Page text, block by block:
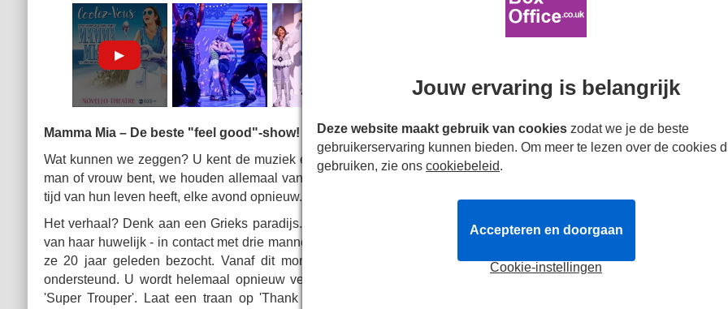
Mamma Mia – De beste "feel good"-show!
Wat kunnen we zeggen? U kent de muziek en Mamma Mia geeft iedereen een goed gevoel. Of u nu negen of
man of vrouw bent, we houden allemaal van Abba. En hun internationale aantrekkingskracht betekent dat het publiek
tijd van hun leven heeft, elke avond opnieuw.
Het verhaal? Denk aan een Grieks paradijs. Tijdens haar zoektocht naar haar vader komt een vrouw - op de
van haar huwelijk - in contact met drie mannen uit het verleden van haar moeder en die afkomstig zijn van een eiland
ze 20 jaar geleden bezocht. Vanaf dit moment ontvouwt zich het verhaal, dat met de grootste hits van Abba
ondersteund. U wordt helemaal opnieuw verliefd op 'Dancing Queen'. Zing uw hart uit op 'Take A Chance On Me'
'Super Trouper'. Laat een traan op 'Thank You For The Music' en hou van dit betoverende verhaal over familie
Jouw ervaring is belangrijk
Deze website maakt gebruik van cookies zodat we je de beste
gebruikerservaring kunnen bieden. Om meer te lezen over de cookies
gebruiken, zie ons cookiebeleid.
Cookie-instellingen
Accepteren en doorgaan